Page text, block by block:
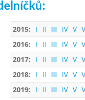
2015: I II III IV V
2016:
I II III IV V
2017:
I II III IV V
2018:
I II III IV V
2019:
I II III IV V